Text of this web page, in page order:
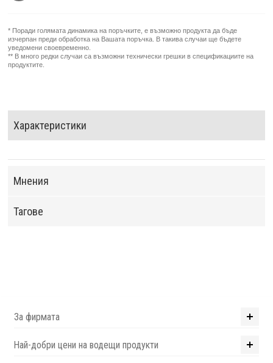
* Поради голямата динамика на поръчките, е възможно продукта да бъде
изчерпан преди обработка на Вашата поръчка. В такива случаи ще бъдете
уведомени своевременно.
** В много редки случаи са възможни технически грешки в спецификациите на
продуктите.
Характеристики
Мнения
Тагове
За фирмата
Най-добри цени на водещи продукти